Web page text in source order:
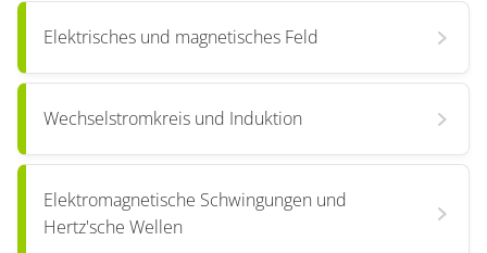
Elektrisches und magnetisches Feld
Wechselstromkreis und Induktion
Elektromagnetische Schwingungen und
Hertz'sche Wellen